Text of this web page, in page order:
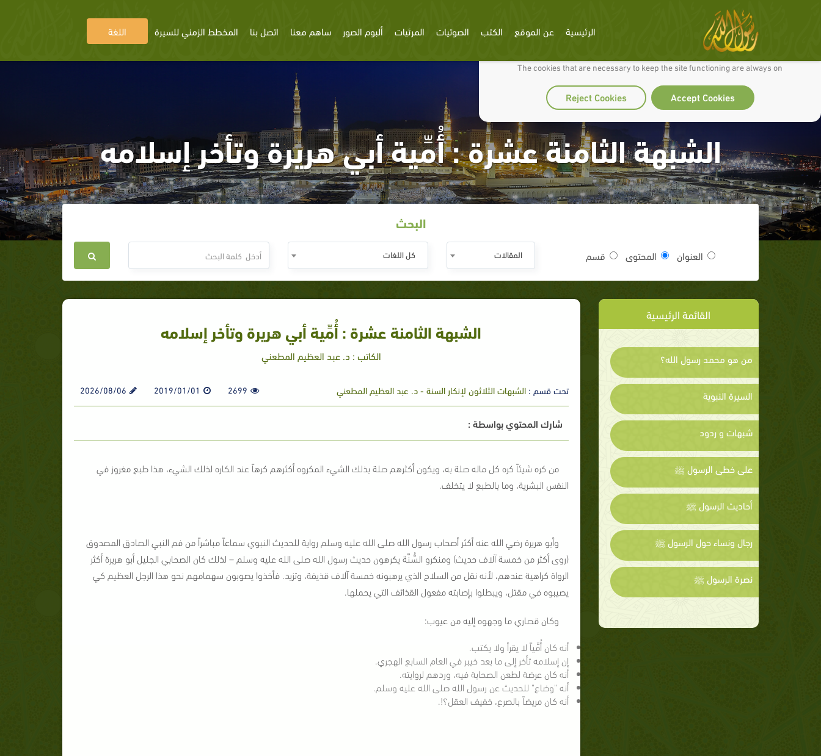
We use cookies to make our site work well for you and so we can continually improve it.
The cookies that are necessary to keep the site functioning are always on
Accept Cookies
Reject Cookies
الرئيسية عن الموقع الكتب الصوتيات المرئيات ألبوم الصور ساهم معنا اتصل بنا المخطط الزمني للسيرة اللغة
الشبهة الثامنة عشرة : أُمِّية أبي هريرة وتأخر إسلامه
البحث
العنوان المحتوى قسم المقالات كل اللغات
القائمة الرئيسية
من هو محمد رسول الله؟
السيرة النبوية
شبهات و ردود
على خطى الرسول ﷺ
أحاديث الرسول ﷺ
رجال ونساء حول الرسول ﷺ
نصرة الرسول ﷺ
الشبهة الثامنة عشرة : أُمِّية أبي هريرة وتأخر إسلامه
الكاتب : د. عبد العظيم المطعني
تحت قسم :الشبهات الثلاثون لإنكار السنة - د. عبد العظيم المطعني 2699
2019/01/01
2026/08/06
شارك المحتوي بواسطة :
من كره شيئاً كره كل ماله صلة به، ويكون أكثرهم صلة بذلك الشيء المكروه أكثرهم كرهاً عند الكاره لذلك الشيء، هذا طبع مغروز في
النفس البشرية، وما بالطبع لا يتخلف.
وأبو هريرة رضي الله عنه أكثر أصحاب رسول الله صلى الله عليه وسلم رواية للحديث النبوي سماعاً مباشراً من فم النبي الصادق المصدوق
(روى أكثر من خمسة آلاف حديث) ومنكرو السُّنَّة يكرهون حديث رسول الله صلى الله عليه وسلم – لذلك كان الصحابي الجليل أبو هريرة أكثر
الرواة كراهية عندهم، لأنه نقل من السلاح الذي يرهبونه خمسة آلاف قذيفة، وتزيد. فأخذوا يصوبون سهمامهم نحو هذا الرجل العظيم كي
يصيبوه في مقتل، ويبطلوا بإصابته مفعول القذائف التي يحملها.
وكان قصاري ما وجهوه إليه من عيوب:
أنه كان أُمَّياً لا يقرأ ولا يكتب.
إن إسلامه تأخر إلى ما بعد خيبر في العام السابع الهجري.
أنه كان عرضة لطعن الصحابة فيه، وردهم لروايته.
أنه "وضاع" للحديث عن رسول الله صلى الله عليه وسلم.
أنه كان مريضاً بالصرع، خفيف العقل؟!.